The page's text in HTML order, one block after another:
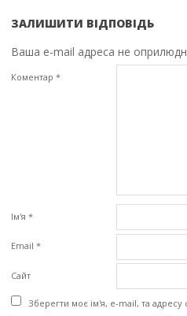
ЗАЛИШИТИ ВІДПОВІДЬ
Ваша e-mail адреса не
Коментар *
Ім'я *
Email *
Сайт
Зберегти моє ім'я, e-mail, та адресу